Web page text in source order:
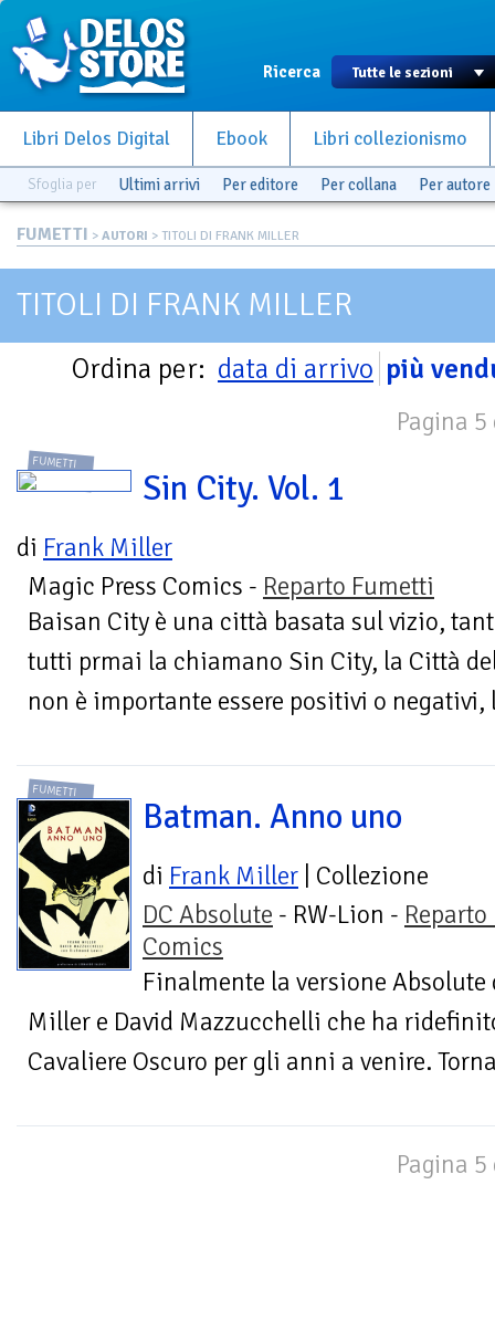
Ricerca
Libri Delos Digital Ebook Libri collezionismo
Sfoglia per Ultimi arrivi Per editore Per collana Per autore
FUMETTI > AUTORI > TITOLI DI FRANK MILLER
TITOLI DI FRANK MILLER
Ordina per: data di arrivo più
Pagina 5
FUMETTI
Sin City. Vol. 1
di Frank Miller
Magic Press Comics - Reparto Fumetti
Baisan City è una città basata sul vizio,
tutti prmai la chiamano Sin City, la Città
non è importante essere positivi o
FUMETTI
Batman. Anno uno
di Frank Miller | Collezione
DC Absolute - RW-Lion - Reparto
Comics
Finalmente la versione
Miller e David Mazzucchelli che ha
Cavaliere Oscuro per gli anni a venire.
Pagina 5